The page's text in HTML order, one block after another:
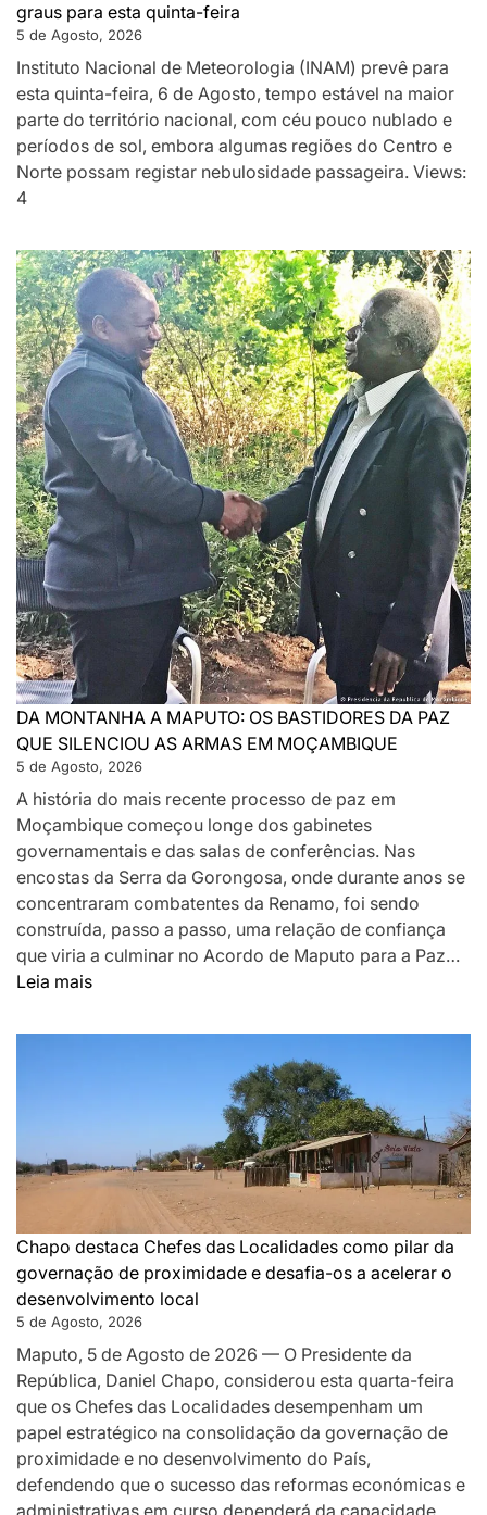
graus para esta quinta-feira
5 de Agosto, 2026
Instituto Nacional de Meteorologia (INAM) prevê para
esta quinta-feira, 6 de Agosto, tempo estável na maior
parte do território nacional, com céu pouco nublado e
períodos de sol, embora algumas regiões do Centro e
Norte possam registar nebulosidade passageira. Views:
4
DA MONTANHA A MAPUTO: OS BASTIDORES DA PAZ
QUE SILENCIOU AS ARMAS EM MOÇAMBIQUE
5 de Agosto, 2026
A história do mais recente processo de paz em
Moçambique começou longe dos gabinetes
governamentais e das salas de conferências. Nas
encostas da Serra da Gorongosa, onde durante anos se
concentraram combatentes da Renamo, foi sendo
construída, passo a passo, uma relação de confiança
que viria a culminar no Acordo de Maputo para a Paz…
Leia mais:
MONTANHA
DA
PAZ
SILENCIOU
AS
ARMAS
EM
MOÇAMBIQUE
Chapo destaca Chefes das Localidades como pilar da
governação de proximidade e desafia-os a acelerar o
desenvolvimento local
5 de Agosto, 2026
Maputo, 5 de Agosto de 2026 — O Presidente da
República, Daniel Chapo, considerou esta quarta-feira
que os Chefes das Localidades desempenham um
papel estratégico na consolidação da governação de
proximidade e no desenvolvimento do País,
defendendo que o sucesso das reformas económicas e